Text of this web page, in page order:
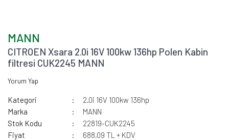
MANN
CITROEN Xsara 2.0i 16V 100kw 136hp Polen Kabin
filtresi CUK2245 MANN
Yorum Yap
Kategori
2.0i 16V 100kw 136hp
Marka
MANN
Stok Kodu
22819-CUK2245
Fiyat
688,09 TL + KDV